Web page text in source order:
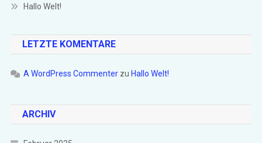
Hallo Welt!
LETZTE KOMENTARE
A WordPress Commenterzu Hallo Welt!
ARCHIV